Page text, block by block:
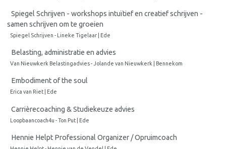
Spiegel Schrijven - workshops intuïtief en creatief schrijven -
samen schrijven om te groeien
Spiegel Schrijven - Lineke Tigelaar | Ede
Belasting, administratie en advies
Van Nieuwkerk Belastingadvies - Jolande van Nieuwkerk | Bennekom
Embodiment of the soul
Erica van Riet | Ede
Carrièrecoaching & Studiekeuze advies
Loopbaancoach4u - Ton Put | Ede
Hennie Helpt Professional Organizer / Opruimcoach